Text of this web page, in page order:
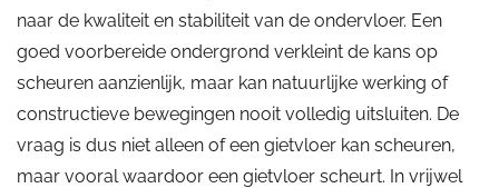
naar de kwaliteit en stabiliteit van de ondervloer. Een
goed voorbereide ondergrond verkleint de kans op
scheuren aanzienlijk, maar kan natuurlijke werking of
constructieve bewegingen nooit volledig uitsluiten. De
vraag is dus niet alleen of een gietvloer kan scheuren,
maar vooral waardoor een gietvloer scheurt. In vrijwel